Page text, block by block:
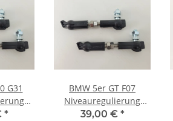
G31
*
BMW 5er GT F07
Niveauregulierung
Tieferlegung Edelstahl
39,00 € *